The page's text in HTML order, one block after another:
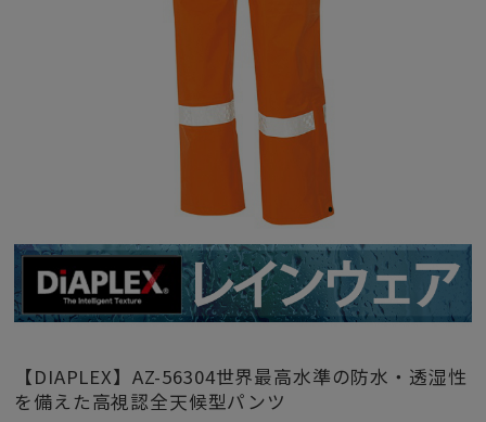
【DIAPLEX】AZ-56304世界最高水準の防水・透湿性
を備えた高視認全天候型パンツ